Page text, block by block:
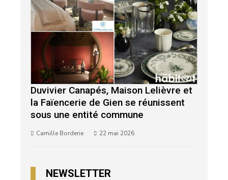
Duvivier Canapés, Maison Lelièvre et
la Faïencerie de Gien se réunissent
sous une entité commune
Camille Borderie 22 mai 2026
NEWSLETTER